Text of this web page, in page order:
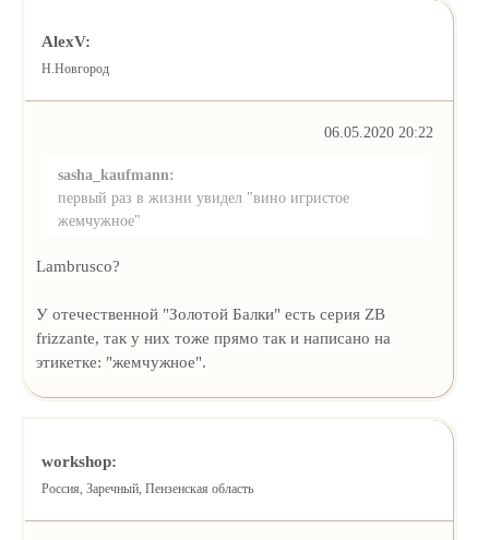
AlexV:
Н.Новгород
06.05.2020 20:22
sasha_kaufmann:
первый раз в жизни увидел "вино игристое
жемчужное"
Lambrusco?
У отечественной "Золотой Балки" есть серия ZB
frizzante, так у них тоже прямо так и написано на
этикетке: "жемчужное".
workshop:
Россия, Заречный, Пензенская область